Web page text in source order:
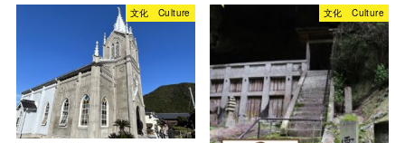
文化 Culture 文化 Culture